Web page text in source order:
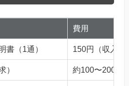
費用
書（1通） 150円（収入印
） 約100〜200円